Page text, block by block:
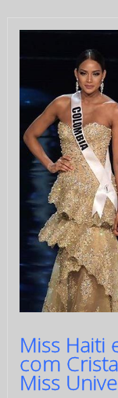
Miss Haiti
com
Miss